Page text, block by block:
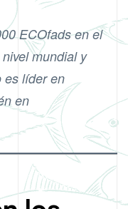
ECOfads en el
mundial y
es líder en
en